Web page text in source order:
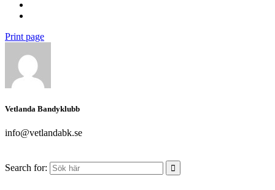
Print page
Vetlanda Bandyklubb
info@vetlandabk.se
Search for: